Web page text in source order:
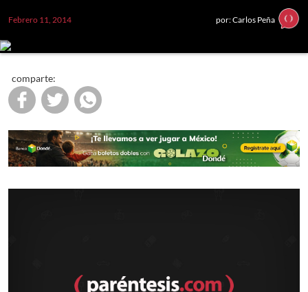
Febrero 11, 2014 por: Carlos Peña
comparte: